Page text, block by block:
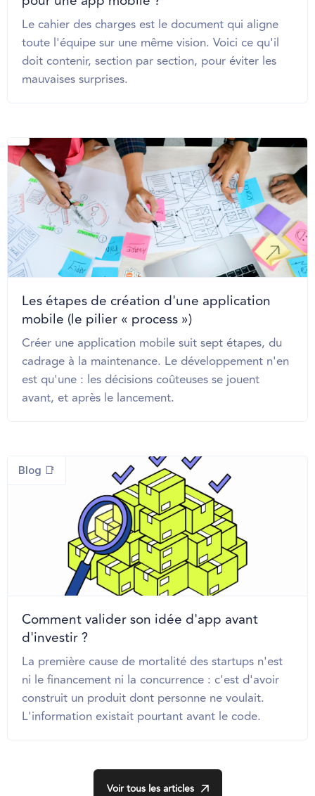
Le cahier des charges est le document qui aligne
toute l'équipe sur une même vision. Voici ce qu'il
doit contenir, section par section, pour éviter les
mauvaises surprises.
Les étapes de création d'une application
mobile (le pilier « process »)
Créer une application mobile suit sept étapes, du
cadrage à la maintenance. Le développement n'en
est qu'une : les décisions coûteuses se jouent
avant, et après le lancement.
Blog 📑
Comment valider son idée d'app avant
d'investir ?
La première cause de mortalité des startups n'est
ni le financement ni la concurrence : c'est d'avoir
construit un produit dont personne ne voulait.
L'information existait pourtant avant le code.
Voir tous les articles